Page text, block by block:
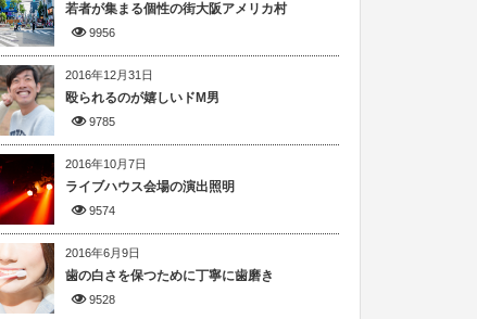
若者が集まる個性の街大阪アメリカ村
9956
2016年12月31日
殴られるのが嬉しいドM男
9785
2016年10月7日
ライブハウス会場の演出照明
9574
2016年6月9日
歯の白さを保つために丁寧に歯磨き
9528